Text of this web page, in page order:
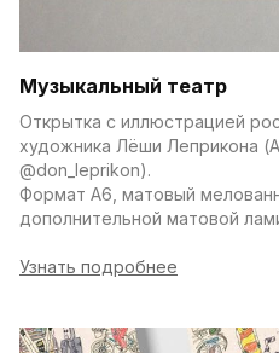
Музыкальный театр
Открытка с иллюстрацией
художника Лёши Леприкона
@don_leprikon).
Формат А6, матовый
дополнительной матовой
Узнать подробнее